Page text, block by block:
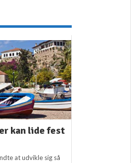
kan lide fest
at udvikle sig så